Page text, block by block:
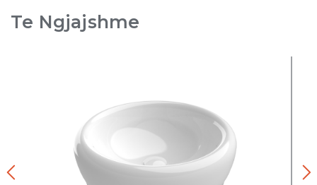
Te Ngjajshme